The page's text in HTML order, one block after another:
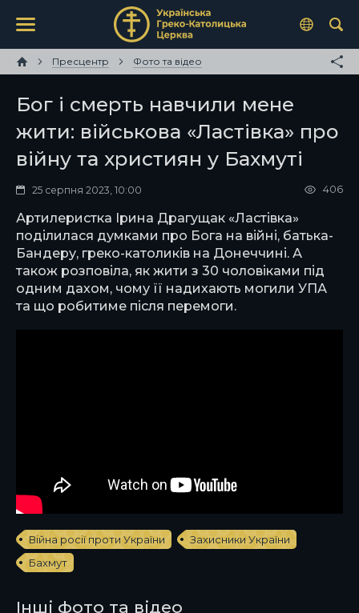
Пресцентр Фото та відео
Бог і смерть навчили мене
жити: військова «Ластівка» про
війну та християн у Бахмуті
25 серпня 2023, 10:00 406
Артилеристка Ірина Драгущак «Ластівка»
поділилася думками про Бога на війні, батька-
Бандеру, греко-католиків на Донеччині. А
також розповіла, як жити з 30 чоловіками під
одним дахом, чому її надихають могили УПА
та що робитиме після перемоги.
Війна росії проти України
Захисники України
Бахмут
Інші фото та відео